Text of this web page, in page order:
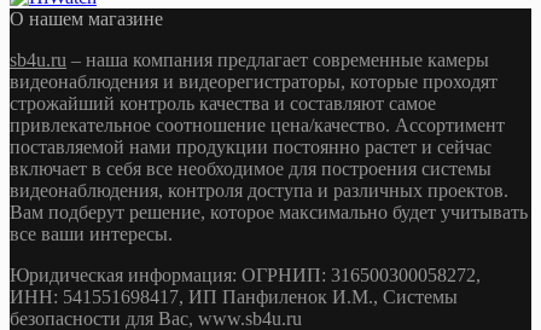
О нашем магазине
sb4u.ru – наша компания предлагает современные камеры
видеонаблюдения и видеорегистраторы, которые проходят
строжайший контроль качества и составляют самое
привлекательное соотношение цена/качество. Ассортимент
поставляемой нами продукции постоянно растет и сейчас
включает в себя все необходимое для построения системы
видеонаблюдения, контроля доступа и различных проектов.
Вам подберут решение, которое максимально будет учитывать
все ваши интересы.
Юридическая информация: ОГРНИП: 316500300058272,
ИНН: 541551698417, ИП Панфиленок И.М., Системы
безопасности для Вас, www.sb4u.ru